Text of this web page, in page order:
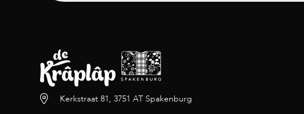
Kerkstraat 81, 3751 AT Spakenburg